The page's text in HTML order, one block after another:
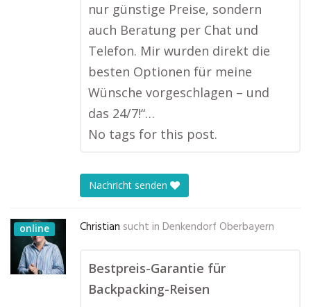
nur günstige Preise, sondern
auch Beratung per Chat und
Telefon. Mir wurden direkt die
besten Optionen für meine
Wünsche vorgeschlagen – und
das 24/7!“…
No tags for this post.
Nachricht senden
online Christian sucht in Denkendorf Oberbayern
Bestpreis-Garantie für
Backpacking-Reisen